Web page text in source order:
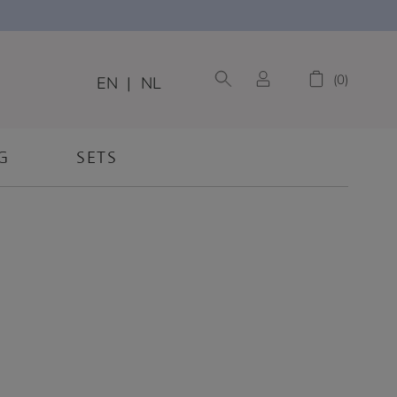
EN | NL 0
SETS